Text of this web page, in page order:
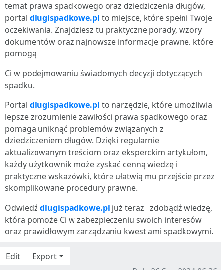
temat prawa spadkowego oraz dziedziczenia długów,
portal dlugispadkowe.pl to miejsce, które spełni Twoje
oczekiwania. Znajdziesz tu praktyczne porady, wzory
dokumentów oraz najnowsze informacje prawne, które
pomogą
Ci w podejmowaniu świadomych decyzji dotyczących
spadku.
Portal dlugispadkowe.pl to narzędzie, które umożliwia
lepsze zrozumienie zawiłości prawa spadkowego oraz
pomaga uniknąć problemów związanych z
dziedziczeniem długów. Dzięki regularnie
aktualizowanym treściom oraz eksperckim artykułom,
każdy użytkownik może zyskać cenną wiedzę i
praktyczne wskazówki, które ułatwią mu przejście przez
skomplikowane procedury prawne.
Odwiedź dlugispadkowe.pl już teraz i zdobądź wiedzę,
która pomoże Ci w zabezpieczeniu swoich interesów
oraz prawidłowym zarządzaniu kwestiami spadkowymi.
Edit
Export